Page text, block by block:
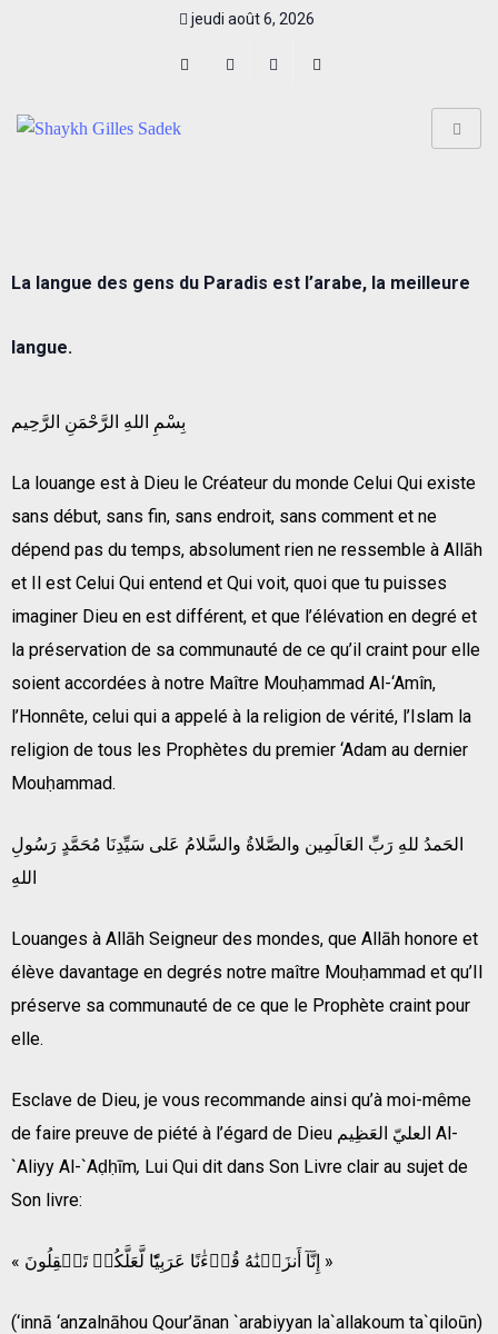
jeudi août 6, 2026
La langue des gens du Paradis est l’arabe, la meilleure
langue.
بِسْمِ اللهِ الرَّحْمَنِ الرَّحِيم
La louange est à Dieu le Créateur du monde Celui Qui existe
sans début, sans fin, sans endroit, sans comment et ne
dépend pas du temps, absolument rien ne ressemble à Allāh
et Il est Celui Qui entend et Qui voit, quoi que tu puisses
imaginer Dieu en est différent, et que l’élévation en degré et
la préservation de sa communauté de ce qu’il craint pour elle
soient accordées à notre Maître Mouḥammad Al-‘Amîn,
l’Honnête, celui qui a appelé à la religion de vérité, l’Islam la
religion de tous les Prophètes du premier ‘Adam au dernier
Mouḥammad.
الحَمدُ للهِ رَبِّ العَالَمِين والصَّلاةُ والسَّلامُ عَلى سَيِّدِنَا مُحَمَّدٍ رَسُولِ
اللهِ
Louanges à Allāh Seigneur des mondes, que Allāh honore et
élève davantage en degrés notre maître Mouḥammad et qu’Il
préserve sa communauté de ce que le Prophète craint pour
elle.
Esclave de Dieu, je vous recommande ainsi qu’à moi-même
de faire preuve de piété à l’égard de Dieu العليّ العَظِيم Al-
`Aliyy Al-`Aḍḥīm, Lui Qui dit dans Son Livre clair au sujet de
Son livre:
« إِنَّآ أَنزَلۡنَٰهُ قُرۡءَٰنًا عَرَبِيّٗا لَّعَلَّكُمۡ تَعۡقِلُونَ »
(‘innā ‘anzalnāhou Qour’ānan `arabiyyan la`allakoum ta`qiloūn)